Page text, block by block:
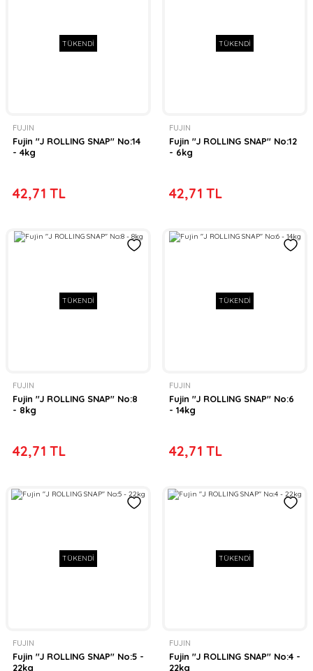
TÜKENDİ
FUJIN
Fujin ''J ROLLING SNAP'' No:14
- 4kg
42,71 TL
TÜKENDİ
FUJIN
Fujin ''J ROLLING SNAP'' No:12
- 6kg
42,71 TL
TÜKENDİ
FUJIN
Fujin ''J ROLLING SNAP'' No:8
- 8kg
42,71 TL
TÜKENDİ
FUJIN
Fujin ''J ROLLING SNAP'' No:6
- 14kg
42,71 TL
TÜKENDİ
FUJIN
Fujin ''J ROLLING SNAP'' No:5 -
22kg
TÜKENDİ
FUJIN
Fujin ''J ROLLING SNAP'' No:4 -
22kg